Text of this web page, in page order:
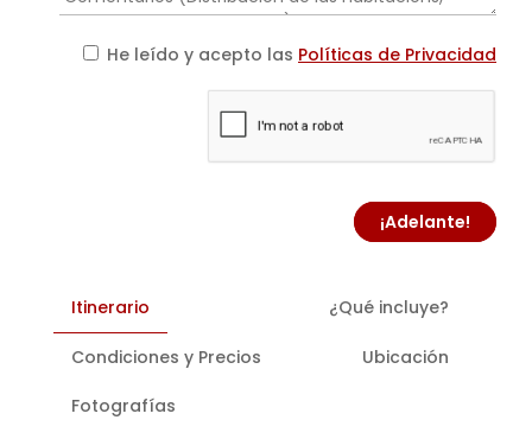
He leído y acepto las Políticas de Privacidad
¡Adelante!
Itinerario ¿Qué incluye?
Condiciones y Precios Ubicación
Fotografías